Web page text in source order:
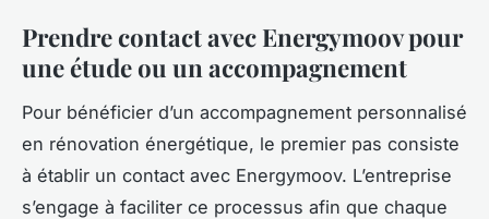
Prendre contact avec Energymoov pour
une étude ou un accompagnement
Pour bénéficier d’un accompagnement personnalisé
en rénovation énergétique, le premier pas consiste
à établir un contact avec Energymoov. L’entreprise
s’engage à faciliter ce processus afin que chaque